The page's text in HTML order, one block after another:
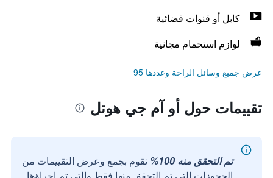
كابل أو قنوات فضائية
لوازم استحمام مجانية
عرض جميع وسائل الراحة وعددها 95
تقييمات حول أو آم جي هوتل
تم التحقق منه 100%
نقوم بجمع وعرض التقييمات من